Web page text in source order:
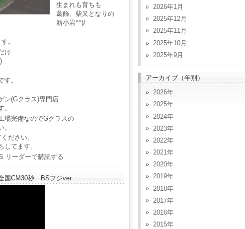
生まれも育ちも
葛飾、柴又となりの
新小岩^^)/
。
け
す。
ン(Gクラス)専門店
場完備なのでGクラスの
ださい。
してます。
国CM30秒 BSフジver.
2026年1月
2025年12月
2025年11月
2025年10月
2025年9月
アーカイブ（年別）
2026
2025
2024
2023
2022
2021
2020
2019
2018
2017
2016
2015